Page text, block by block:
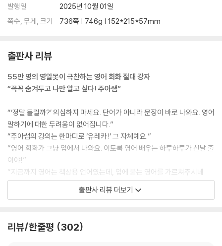
무 적 소리블록 12_ I’ve been
과거부터 현재까지 계속해 온 일을 말할 때 사용하는 표현
무 적 소리블록 13_ Have you ever
과거부터 현재까지의 경험을 물어볼 때 사용하는 표현
Have you ever been to Paris?
무 적 소리블록 14_ I think
자기 생각이나 의견을 말할 때 사용하는 표현
I think it’s a great opportunity for us.
무 적 소리블록 15_ I’d like to
상대방에게 하고 싶은 것을 말할 때 사용하는 표현
I’d like to make a reservation.
How do you make this dish?
발행일
2025년 10월 01일
쪽수, 무게, 크기
736쪽 | 746g | 152*215*57mm
출판사 리뷰
55만 명의 영알못이 극찬하는 영어 회화 절대 강자
“꼭꼭 숨겨두고 나만 알고 싶다! 주아쌤”
“‘정말 들릴까?’ 의심하지 마세요. 단어가 아니라 문장이 바로 나와요. 영어
말하기에 대한 두려움이 없어집니다.”
“주아쌤의 강의는 한마디로 ‘유레카!’ 그 자쳬예요.”
“영어 회화가 그냥 입에서 나와요. 이토록 영어 배우는 하루하루가 신날 줄
이야!”
“지금까지 영어는 책상용 언어였는데, 입에 붙는 영어를 가르쳐주시네
요.”
“원어민이 하는 발음을 찰떡같이 알아듣게 됐어요. 저처럼 광명 찾길 바라
출판사 리뷰 더보기
리뷰/한줄평 302